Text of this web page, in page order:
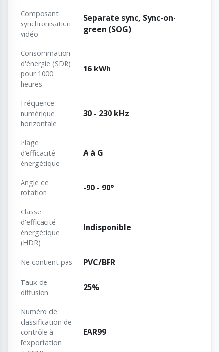
Composant
synchronisation
vidéo
Separate sync, Sync-on-
green (SOG)
Consommation
d'énergie (SDR)
pour 1000
heures
16 kWh
Fréquence
numérique
horizontale
30 - 230 kHz
Plage
d’efficacité
énergétique
A à G
Angle de
rotation
-90 - 90°
Classe
d'efficacité
énergétique
(HDR)
Indisponible
Ne contient pas PVC/BFR
Taux de
diffusion
25%
Numéro de
classification de
contrôle à
l’exportation
EAR99